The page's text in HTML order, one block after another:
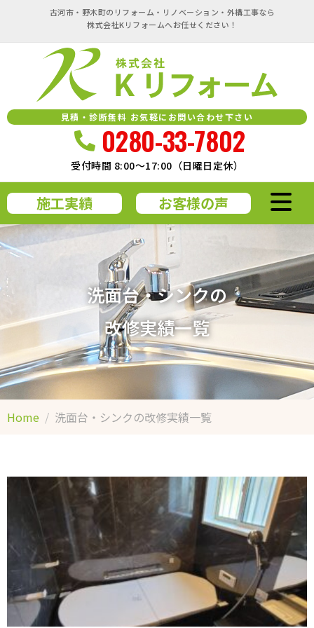
古河市・野木町のリフォーム・リノベーション・外構工事なら
株式会社Kリフォームへお任せください！
見積・診断無料 お気軽にお問い合わせ下さい
0280-33-7802
受付時間 8:00～17:00（日曜日定休）
施工実績 お客様の声
洗面台・シンクの
改修実績一覧
Home 洗面台・シンクの改修実績一覧